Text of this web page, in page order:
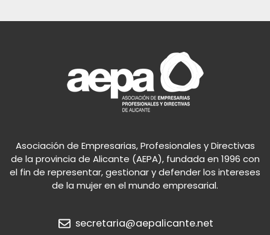
Asociación de Empresarias, Profesionales y Directivas
de la provincia de Alicante (AEPA), fundada en 1996 con
el fin de representar, gestionar y defender los intereses
de la mujer en el mundo empresarial.
secretaria@aepalicante.net